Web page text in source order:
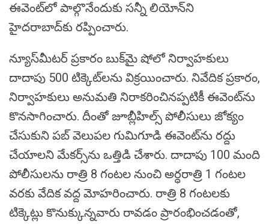
ఈవెంట్‌లో పాల్గొనేందుకు సన్నీ లియోన్‌ని
హైదరాబాద్‌కు రప్పించారు.
న్యూస్‌మీటర్ ప్రకారం బుక్‌మై షోలో నిర్వాహకులు
దాదాపు 500 టిక్కెట్‌లను విక్రయించారు. నివేదిక ప్రకారం,
నిర్వాహకులు అనుమతి నిరాకరించినప్పటికీ ఈవెంట్‌ను
కొనసాగించారు. దీంతో జూబ్లీహిల్స్ పోలీసులు జోక్యం
చేసుకుని పబ్ వెలుపల గుమిగూడి ఈవెంట్‌ను రద్దు
చేయాలని మేకర్స్‌ను ఒత్తిడి చేశారు. దాదాపు 100 మంది
పోలీసులను రాత్రి 8 గంటల నుంచి అర్ధరాత్రి 1 గంటల
వరకు వేదిక వద్ద మోహరించారు. రాత్రి 8 గంటలకు
టిక్కెట్లు కొనుక్కున్నవారు రావడం ప్రారంభించడంతో,